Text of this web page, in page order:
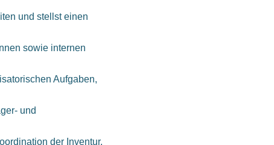
und stellst einen
sowie internen
Aufgaben,
und
der Inventur.